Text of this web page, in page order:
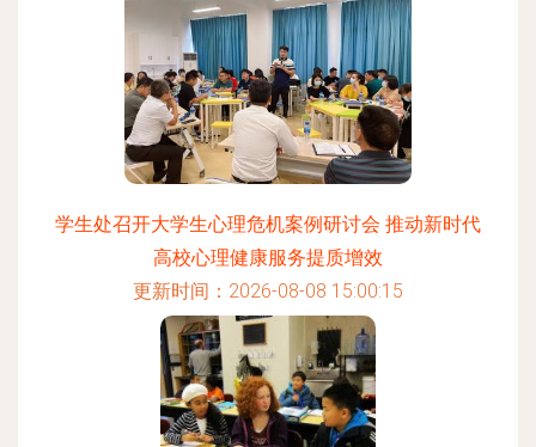
学生处召开大学生心理危机案例研讨会 推动新时代
高校心理健康服务提质增效
更新时间：2026-08-08 15:00:15